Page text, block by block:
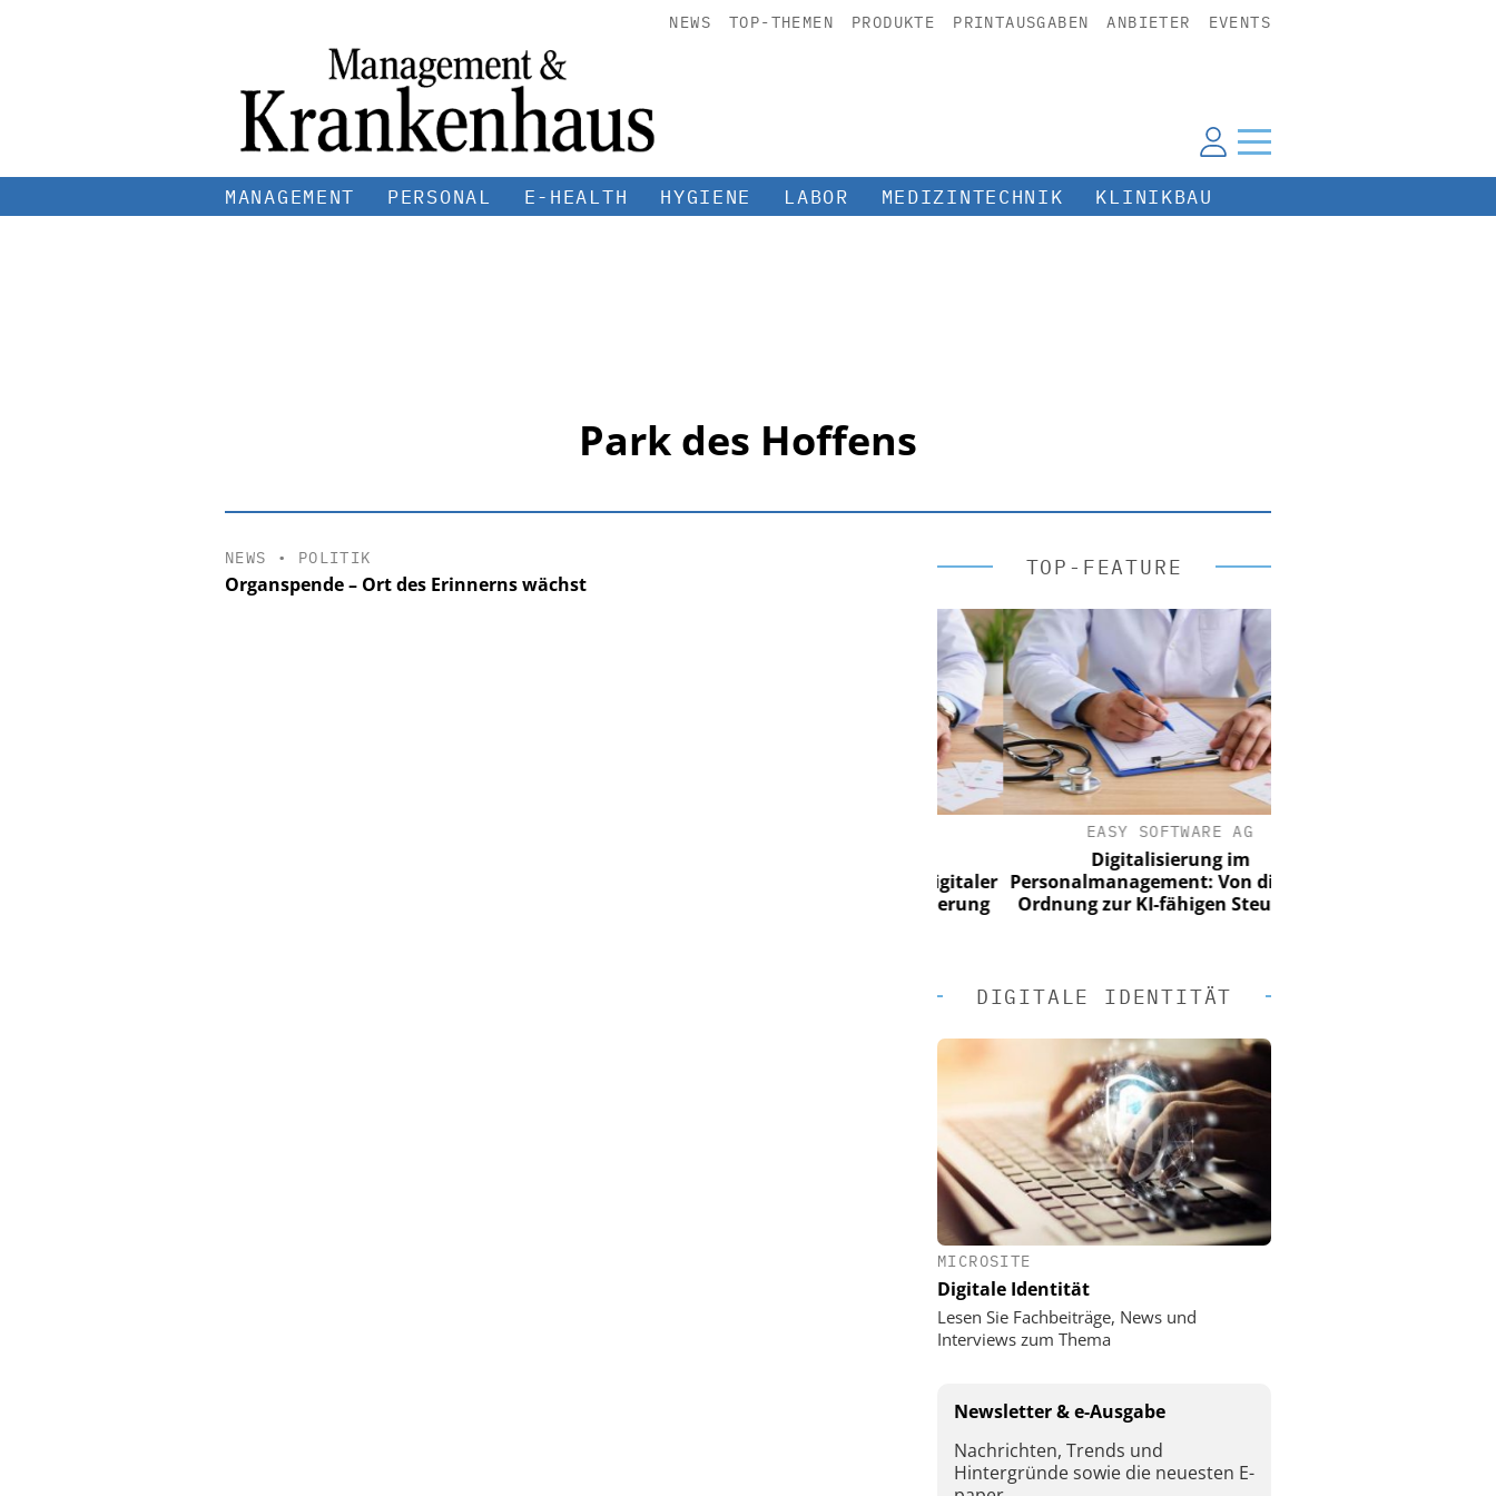
NEWS TOP-THEMEN PRODUKTE PRINTAUSGABEN ANBIETER EVENTS
MANAGEMENT PERSONAL E-HEALTH HYGIENE LABOR MEDIZINTECHNIK KLINIKBAU
Park des Hoffens
NEWS • POLITIK
Organspende – Ort des Erinnerns wächst
TOP-FEATURE
Personalmanagement: Von digitaler
Ordnung zur KI-fähigen Steuerung
EASY SOFTWARE AG
Digitalisierung im
Personalmanagement: Von digitaler
Ordnung zur KI-fähigen Steuerung
DIGITALE IDENTITÄT
MICROSITE
Digitale Identität
Lesen Sie Fachbeiträge, News und
Interviews zum Thema
Newsletter & e-Ausgabe
Nachrichten, Trends und
Hintergründe sowie die neuesten E-